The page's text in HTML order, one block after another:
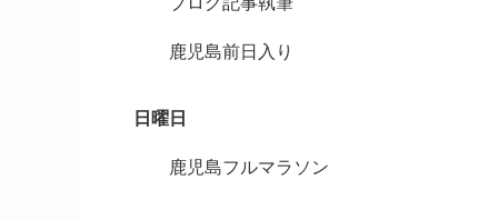
鹿児島前日入り
日曜日
鹿児島フルマラソン